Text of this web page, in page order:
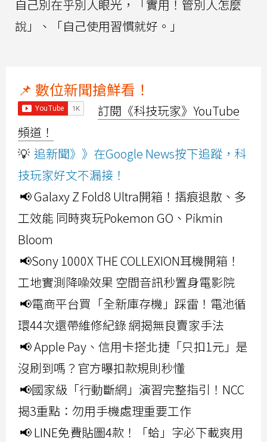
自己別在乎別人眼光，「實用！管別人怎麼
說」、「自己使用習慣就好。」
📌 數位新聞搶鮮看！
訂閱《科技玩家》YouTube
頻道！
💡 追新聞》》在Google News按下追蹤，科
技玩家好文不漏接！
📢 Galaxy Z Fold8 Ultra開箱！摺痕退散、多
工效能 同時爽玩Pokemon GO、Pikmin
Bloom
📢Sony 1000X THE COLLEXION耳機開箱！
工地實測降噪效果 空間音訊秒置身電影院
📢電商平台買「全新庫存機」踩雷！電池循
環44次還帶維修紀錄 網揭無良賣家手法
📢 Apple Pay、信用卡搭北捷「只扣1元」是
沒刷到嗎？官方曝扣款規則秒懂
📢國家級「行動斷網」演習完整指引！NCC
揭3重點：勿用手機處理重要工作
📢 LINE免費貼圖4款！「蛤」字必下載爽用